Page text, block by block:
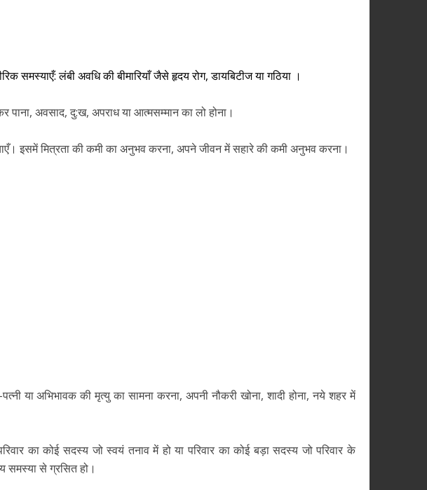
समस्याएँ: लंबी अवधि की बीमारियाँ जैसे हृदय रोग, डायबिटीज या गठिया ।
पाना, अवसाद, दु:ख, अपराध या आत्मसम्मान का लो होना।
इसमें मित्रता की कमी का अनुभव करना, अपने जीवन में सहारे की कमी अनुभव करना।
या अभिभावक की मृत्यु का सामना करना, अपनी नौकरी खोना, शादी होना, नये शहर में
का कोई सदस्य जो स्वयं तनाव में हो या परिवार का कोई बड़ा सदस्य जो परिवार के
समस्या से ग्रसित हो।